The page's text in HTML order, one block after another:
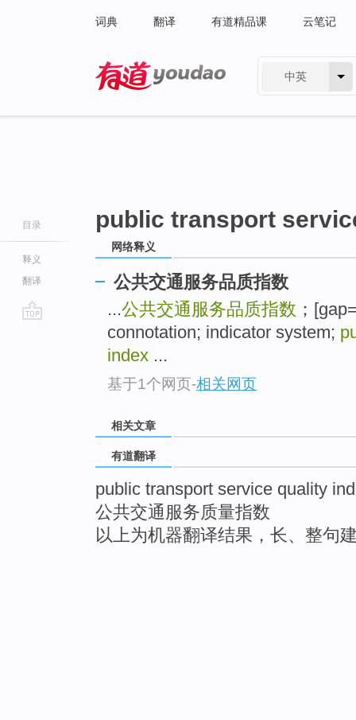
词典 翻译 有道精品课 云笔记
中英
目录
释义
翻译
public transport
网络释义
公共交通服务品质指数
...公共交通服务品质指数 ；
connotation; indicator system;
index ...
基于1个网页-相关网页
相关文章
有道翻译
public transport service quality
公共交通服务质量指数
以上为机器翻译结果，长、整句